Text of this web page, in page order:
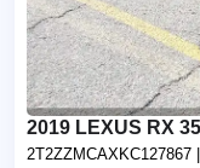
2019 LEXUS RX
2T2ZZMCAXKC127867